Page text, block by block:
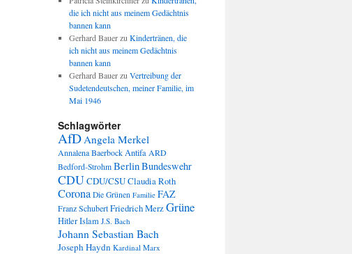
die ich nicht aus meinem Gedächtnis
bannen kann
Gerhard Bauerzu Kindertränen, die
ich nicht aus meinem Gedächtnis
bannen kann
Gerhard Bauerzu Vertreibung der
Sudetendeutschen, meiner Familie, im
Mai 1946
Schlagwörter
AfDAngela Merkel
Annalena BaerbockAntifa ARD
Bedford-Strohm BerlinBundeswehr
CDUCDU/CSUClaudia Roth
Corona Die Grünen Familie FAZ
Franz SchubertFriedrich MerzGrüne
HitlerIslam J.S. Bach
Johann Sebastian Bach
Joseph Haydn Kardinal Marx